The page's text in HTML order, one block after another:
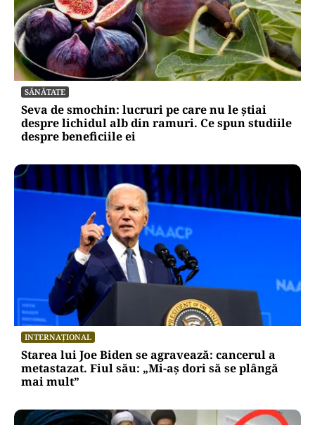
SĂNĂTATE
Seva de smochin: lucruri pe care nu le știai
despre lichidul alb din ramuri. Ce spun studiile
despre beneficiile ei
INTERNAȚIONAL
Starea lui Joe Biden se agravează: cancerul a
metastazat. Fiul său: „Mi-aș dori să se plângă
mai mult”